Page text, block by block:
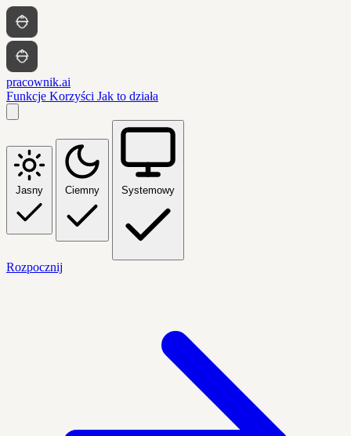
pracownik.ai
Funkcje Korzyści Jak to działa
Jasny Ciemny Systemowy
Rozpocznij